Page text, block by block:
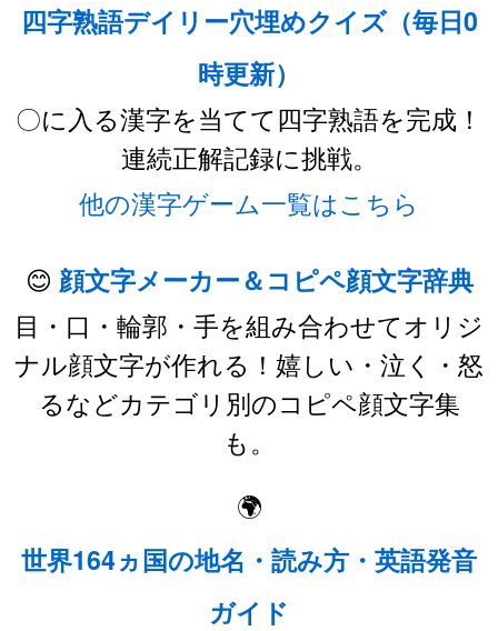
四字熟語デイリー穴埋めクイズ（毎日0
時更新）
〇に入る漢字を当てて四字熟語を完成！
連続正解記録に挑戦。
他の漢字ゲーム一覧はこちら
😊 顔文字メーカー＆コピペ顔文字辞典
目・口・輪郭・手を組み合わせてオリジ
ナル顔文字が作れる！嬉しい・泣く・怒
るなどカテゴリ別のコピペ顔文字集
も。
🌍
世界164ヵ国の地名・読み方・英語発音
ガイド